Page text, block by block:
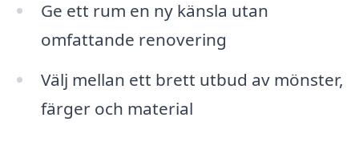
Ge ett rum en ny känsla utan
omfattande renovering
Välj mellan ett brett utbud av mönster,
färger och material